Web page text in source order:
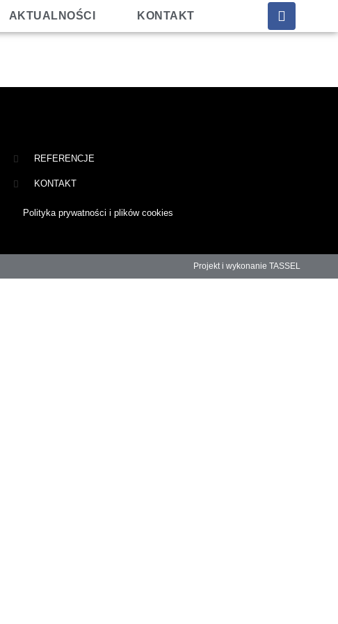
AKTUALNOŚCI KONTAKT
REFERENCJE
KONTAKT
Polityka prywatności i plików cookies
Projekt i wykonanie TASSEL